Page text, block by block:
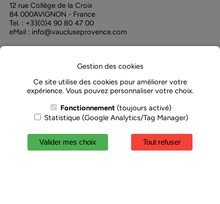
12 rue Collège de la Croix
84 000AVIGNON - France
Tel. : +33(0)4 90 80 47 00
eMail : info@vaucluseprovence.com
Gestion des cookies
Ce site utilise des cookies pour améliorer votre
expérience. Vous pouvez personnaliser votre choix.
Fonctionnement (toujours activé)
Statistique (Google Analytics/Tag Manager)
Valider mes choix Tout refuser